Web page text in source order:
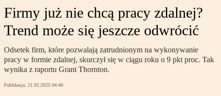
Firmy już nie chcą pracy zdalnej?
Trend może się jeszcze odwrócić
Odsetek firm, które pozwalają zatrudnionym na wykonywanie
pracy w formie zdalnej, skurczył się w ciągu roku o 9 pkt proc. Tak
wynika z raportu Grant Thornton.
Publikacja: 21.02.2025 04:40